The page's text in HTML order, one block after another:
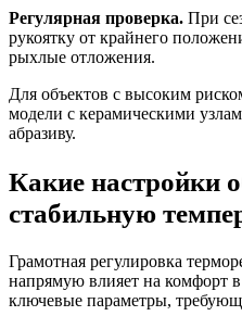
Регулярная проверка. При
рукоятку от крайнего
рыхлые отложения.
Для объектов с высоким
модели с керамическими
абразиву.
Какие настройки
стабильную
Грамотная регулировка
напрямую влияет на комфорт
ключевые параметры,